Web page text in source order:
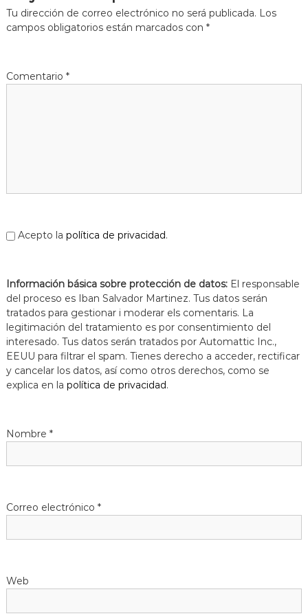
a
t
Tu dirección de correo electrónico no será publicada. Los
campos obligatorios están marcados con *
Comentario *
Acepto la política de privacidad.
Información básica sobre protección de datos: El responsable
del proceso es Iban Salvador Martinez. Tus datos serán
tratados para gestionar i moderar els comentaris. La
legitimación del tratamiento es por consentimiento del
interesado. Tus datos serán tratados por Automattic Inc.,
EEUU para filtrar el spam. Tienes derecho a acceder, rectificar
y cancelar los datos, así como otros derechos, como se
explica en la política de privacidad.
Nombre *
Correo electrónico *
Web